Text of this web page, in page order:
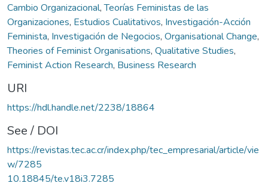
Cambio Organizacional,Teorías Feministas de las
Organizaciones, Estudios Cualitativos, Investigación-Acción
Feminista, Investigación de Negocios, Organisational Change,
Theories of Feminist Organisations, Qualitative Studies,
Feminist Action Research, Business Research
URI
https://hdl.handle.net/2238/18864
See / DOI
https://revistas.tec.ac.cr/index.php/tec_empresarial/article/vie
w/7285
10.18845/te.v18i3.7285